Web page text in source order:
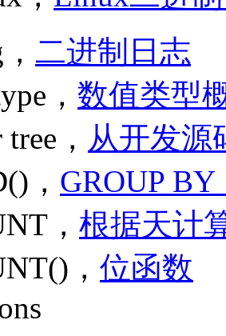
二进制日志
， 数值类型
， 从开发源
， GROUP
， 根据天计
， 位函数